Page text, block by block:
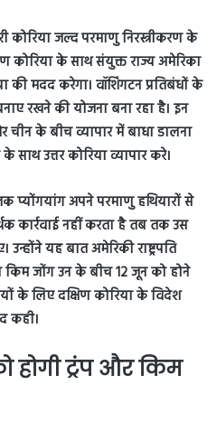
कोरिया जल्द परमाणु निरस्त्रीकरण के
कोरिया के साथ संयुक्त राज्य अमेरिका
की मदद करेगा। वॉशिंगटन प्रतिबंधों के
रखने की योजना बना रहा है। इन
चीन के बीच व्यापार में बाधा डालना
साथ उत्तर कोरिया व्यापार करे।
प्योंगयांग अपने परमाणु हथियारों से
कार्रवाई नहीं करता है तब तक उस
यह बात अमेरिकी राष्ट्रपति
किम जोंग उन के बीच 12 जून को होने
के लिए दक्षिण कोरिया के विदेश
कही।
होगी ट्रंप और किम